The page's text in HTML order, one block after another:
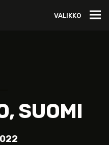
VALIKKO
SUOMI